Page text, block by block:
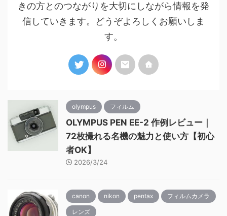
きの方とのつながりを大切にしながら情報を発
信していきます。どうぞよろしくお願いしま
す。
olympus フィルム
OLYMPUS PEN EE-2 作例レビュー｜
72枚撮れる名機の魅力と使い方【初心
者OK】
2026/3/24
canon nikon pentax フィルムカメラ
レンズ